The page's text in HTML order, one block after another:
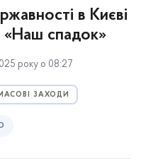
в Києві
«Наш спадок»
року о 08:27
ЗАХОДИ